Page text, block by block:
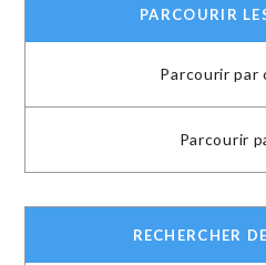
PARCOURIR
Parcourir par
Parcourir
RECHERCHER